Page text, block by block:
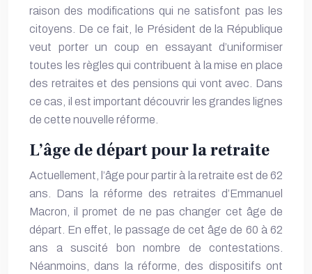
raison des modifications qui ne satisfont pas les
citoyens. De ce fait, le Président de la République
veut porter un coup en essayant d’uniformiser
toutes les règles qui contribuent à la mise en place
des retraites et des pensions qui vont avec. Dans
ce cas, il est important découvrir les grandes lignes
de cette nouvelle réforme.
L’âge de départ pour la retraite
Actuellement, l’âge pour partir à la retraite est de 62
ans. Dans la réforme des retraites d’Emmanuel
Macron, il promet de ne pas changer cet âge de
départ. En effet, le passage de cet âge de 60 à 62
ans a suscité bon nombre de contestations.
Néanmoins, dans la réforme, des dispositifs ont